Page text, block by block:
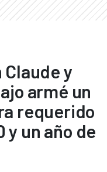
y
armé un
requerido
y un año de